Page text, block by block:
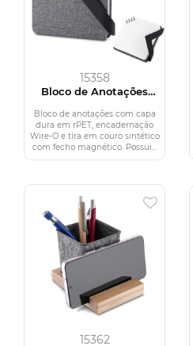
15358
Bloco de Anotações
Bloco de anotações com capa
dura em rPET, encadernação
Wire-O e tira em couro sintético
com fecho magnético. Possui...
15362